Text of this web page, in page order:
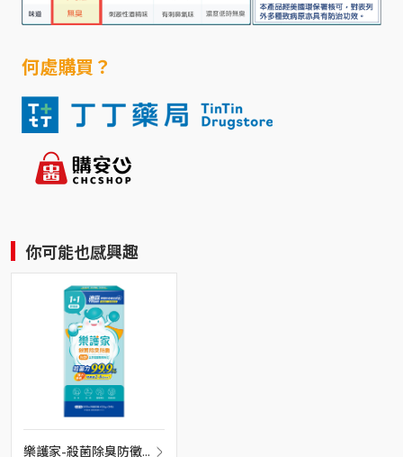
何處購買？
你可能也感興趣
樂護家-殺菌除臭防黴